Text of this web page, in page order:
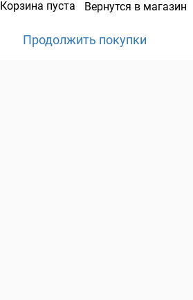
Корзина пуста Вернутся в магазин
Продолжить покупки